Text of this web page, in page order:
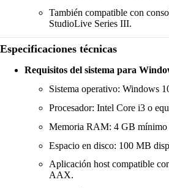
También compatible con
StudioLive Series III.
Especificaciones técnicas
Requisitos del sistema para
Sistema operativo: Windows
Procesador: Intel Core i3 o
Memoria RAM: 4 GB mínimo
Espacio en disco: 100 MB
Aplicación host compatible
AAX.